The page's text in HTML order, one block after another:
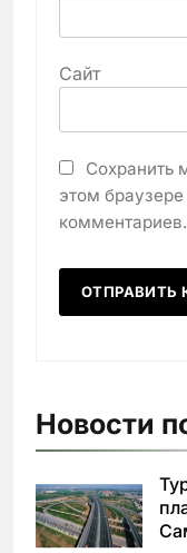
Сайт
Сохранить
этом
комментариев.
Новости